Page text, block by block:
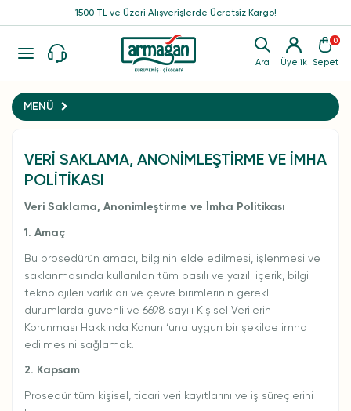
Ara Üyelik
0
Sepet
1500 TL ve Üzeri Alışverişlerde Ücretsiz Kargo!
MENÜ
VERI SAKLAMA, ANONIMLEŞTIRME VE İMHA
POLITIKASI
Veri Saklama, Anonimleştirme ve İmha Politikası
1. Amaç
Bu prosedürün amacı, bilginin elde edilmesi, işlenmesi ve
saklanmasında kullanılan tüm basılı ve yazılı içerik, bilgi
teknolojileri varlıkları ve çevre birimlerinin gerekli
durumlarda güvenli ve 6698 sayılı Kişisel Verilerin
Korunması Hakkında Kanun ‘una uygun bir şekilde imha
edilmesini sağlamak.
2. Kapsam
Prosedür tüm kişisel, ticari veri kayıtlarını ve iş süreçlerini